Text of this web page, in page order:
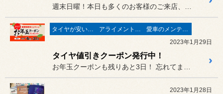
タイヤが安い(^^♪ アライメントで走りが変わる♬
愛車のメンテナンスはプロに♬
2023年1月29日
タイヤ値引きクーポン発行中！
2023年1月28日